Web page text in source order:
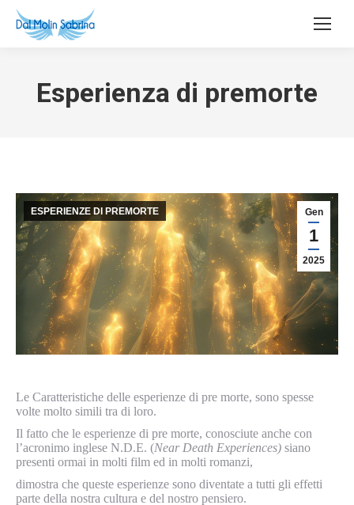
Esperienza di premorte
Gen
1
2025
ESPERIENZE DI PREMORTE
Le Caratteristiche delle esperienze di pre morte, sono spesse
volte molto simili tra di loro.
Il fatto che le esperienze di pre morte, conosciute anche con
l’acronimo inglese N.D.E. (Near Death Experiences) siano
presenti ormai in molti film ed in molti romanzi,
dimostra che queste esperienze sono diventate a tutti gli effetti
parte della nostra cultura e del nostro pensiero.